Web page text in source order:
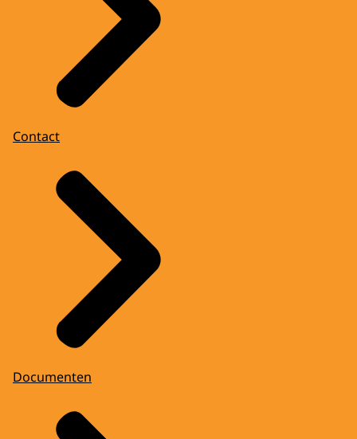
Contact
Documenten